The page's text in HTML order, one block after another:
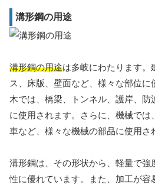
溝形鋼の用途
溝形鋼の用途は多岐にわたります。
ス、床版、壁面など、様々な部位に
木では、橋梁、トンネル、護岸、防
に使用されます。さらに、機械では
車など、様々な機械の部品に使用さ
溝形鋼は、その形状から、軽量で強
性に優れています。また、加工が容